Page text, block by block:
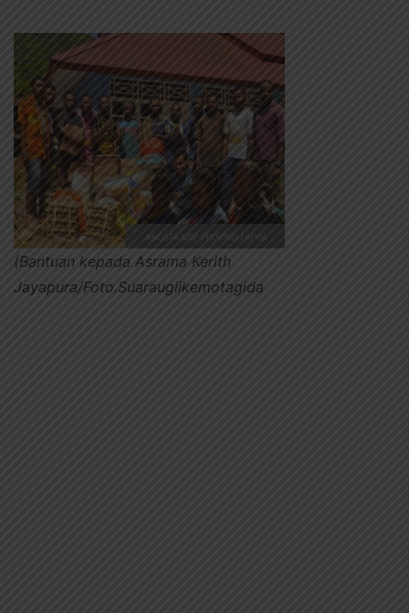
(Bantuan kepada Asrama Kerith
Jayapura/Foto.Suaraugiikemotagida